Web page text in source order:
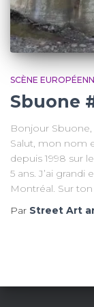
SCÈNE
Sbuone
Bonjour
Salut, mon nom
depuis 1998 sur
5 ans. J’ai grandi
Montréal. Sur
Par Street Art